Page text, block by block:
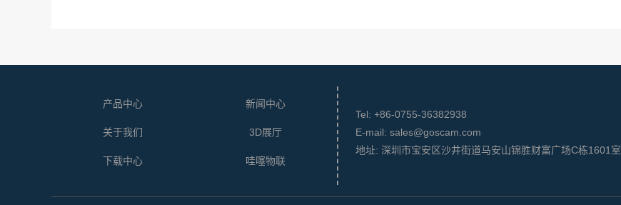
产品中心 新闻中心
关于我们 3D展厅
下载中心 哇噻物联
Tel: +86-0755-36382938
E-mail: sales@goscam.com
地址: 深圳市宝安区沙井街道马安山锦胜财富广场C栋1601室